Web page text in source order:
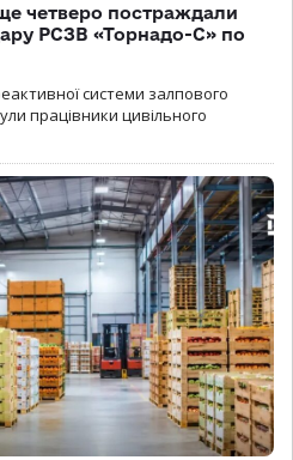
четверо постраждали
РСЗВ «Торнадо-С» по
системи залпового
працівники цивільного